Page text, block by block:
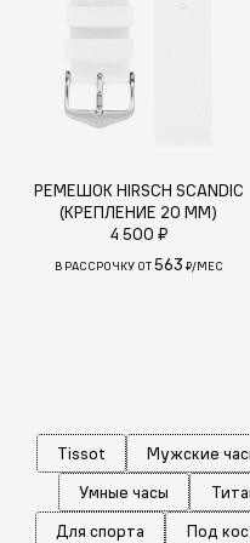
РЕМЕШОК HIRSCH SCANDIC
(КРЕПЛЕНИЕ 20 ММ)
4 500 ₽
В РАССРОЧКУ ОТ563 ₽/МЕС
Tissot Мужские
Умные часы
Для спорта
Под